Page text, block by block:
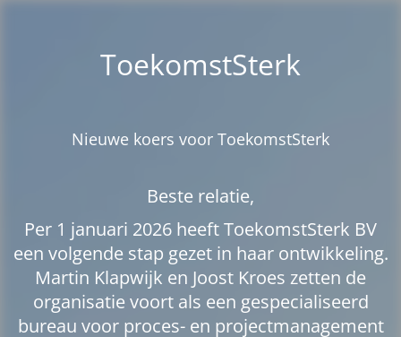
ToekomstSterk
Nieuwe koers voor ToekomstSterk
Beste relatie,
Per 1 januari 2026 heeft ToekomstSterk BV
een volgende stap gezet in haar ontwikkeling.
Martin Klapwijk en Joost Kroes zetten de
organisatie voort als een gespecialiseerd
bureau voor proces- en projectmanagement